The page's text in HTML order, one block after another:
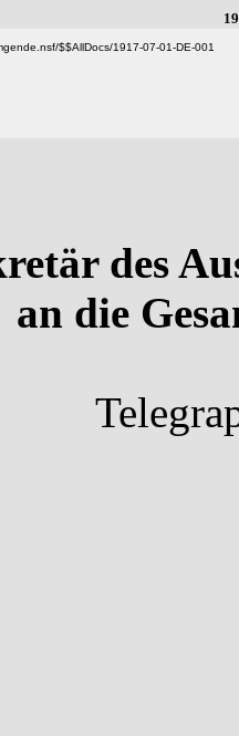
$$AllDocs/1917-07-01-DE-001
des
an die